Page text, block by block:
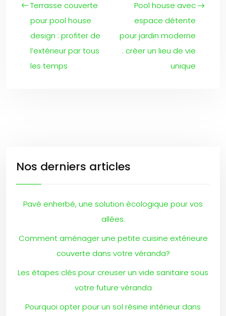
Terrasse couverte
pour pool house
design : profiter de
l’extérieur par tous
les temps
Pool house avec
espace détente
pour jardin moderne
: créer un lieu de vie
unique
Nos derniers articles
Pavé enherbé, une solution écologique pour vos
allées.
Comment aménager une petite cuisine extérieure
couverte dans votre véranda?
Les étapes clés pour creuser un vide sanitaire sous
votre future véranda
Pourquoi opter pour un sol résine intérieur dans